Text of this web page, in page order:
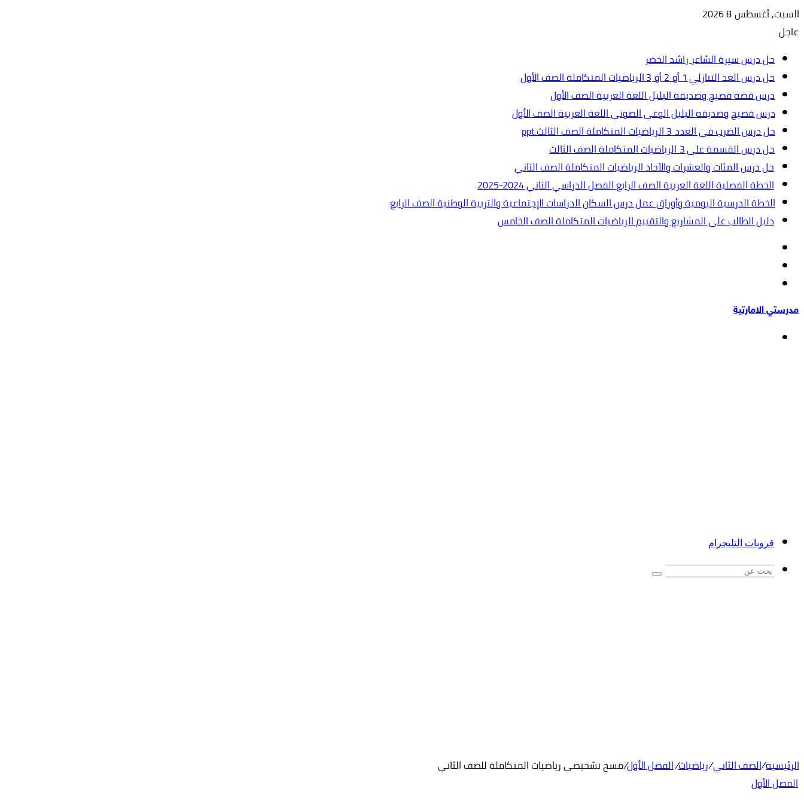
السبت, أغسطس 8 2026
عاجل
حل درس سيرة الشاعر راشد الخضر
حل درس العد التنازلي 1 أو 2 أو 3 الرياضيات المتكاملة الصف الأول
درس قصة فصيح وصديقه البلبل اللغة العربية الصف الأول
درس فصيح وصديقه البلبل الوعي الصوتي اللغة العربية الصف الأول
حل درس الضرب في العدد 3 الرياضيات المتكاملة الصف الثالث.ppt
حل درس القسمة على 3 الرياضيات المتكاملة الصف الثالث
حل درس المئات والعشرات والآحاد الرياضيات المتكاملة الصف الثاني
الخطة الفصلية اللغة العربية الصف الرابع الفصل الدراسي الثاني 2024-2025
الخطة الدرسية اليومية وأوراق عمل درس السكان الدراسات الإجتماعية والتربية الوطنية الصف الرابع
دليل الطالب على المشاريع والتقييم الرياضيات المتكاملة الصف الخامس
عمود
جانبي
مدرستي الامارتية
قروبات التليجرام
بحث
الرئيسية/الصف الثاني/رياضيات/الفصل الأول/مسح تشخيصي رياضيات المتكاملة للصف الثاني
الفصل الأول